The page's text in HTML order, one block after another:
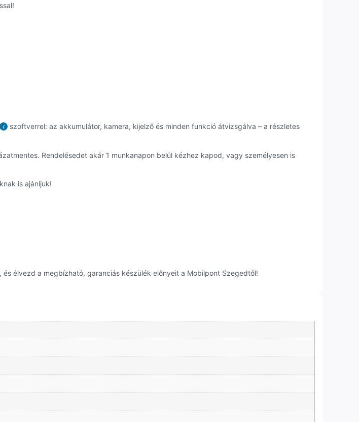
i
szoftverrel: az akkumulátor, kamera, kijelző és minden funkció átvizsgálva – a részletes
Rendelésedet akár 1 munkanapon belül kézhez kapod, vagy személyesen is
is ajánljuk!
élvezd a megbízható, garanciás készülék előnyeit a Mobilpont Szegedtől!